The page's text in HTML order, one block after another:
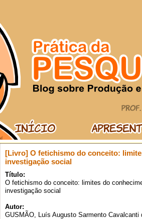
[Livro] O fetichismo do conceito:
investigação social
Título:
O fetichismo do conceito: limites do
investigação social
Autor:
GUSMÃO, Luís Augusto Sarmento Cavalcanti